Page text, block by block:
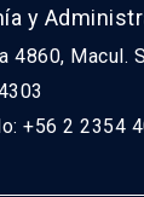
y
4860, Macul.
+56 2 2354